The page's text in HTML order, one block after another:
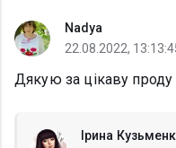
Nadya
22.08.2022,
Дякую за цікаву проду
Ірина